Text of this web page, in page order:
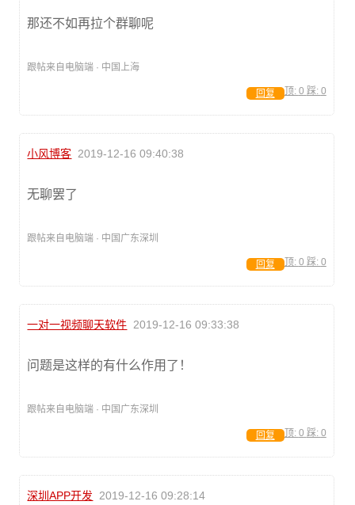
那还不如再拉个群聊呢
跟帖来自电脑端 · 中国上海
顶: 0 踩: 0
回复
小风博客 2019-12-16 09:40:38
无聊罢了
跟帖来自电脑端 · 中国广东深圳
顶: 0 踩: 0
回复
一对一视频聊天软件 2019-12-16 09:33:38
问题是这样的有什么作用了！
跟帖来自电脑端 · 中国广东深圳
顶: 0 踩: 0
回复
深圳APP开发 2019-12-16 09:28:14